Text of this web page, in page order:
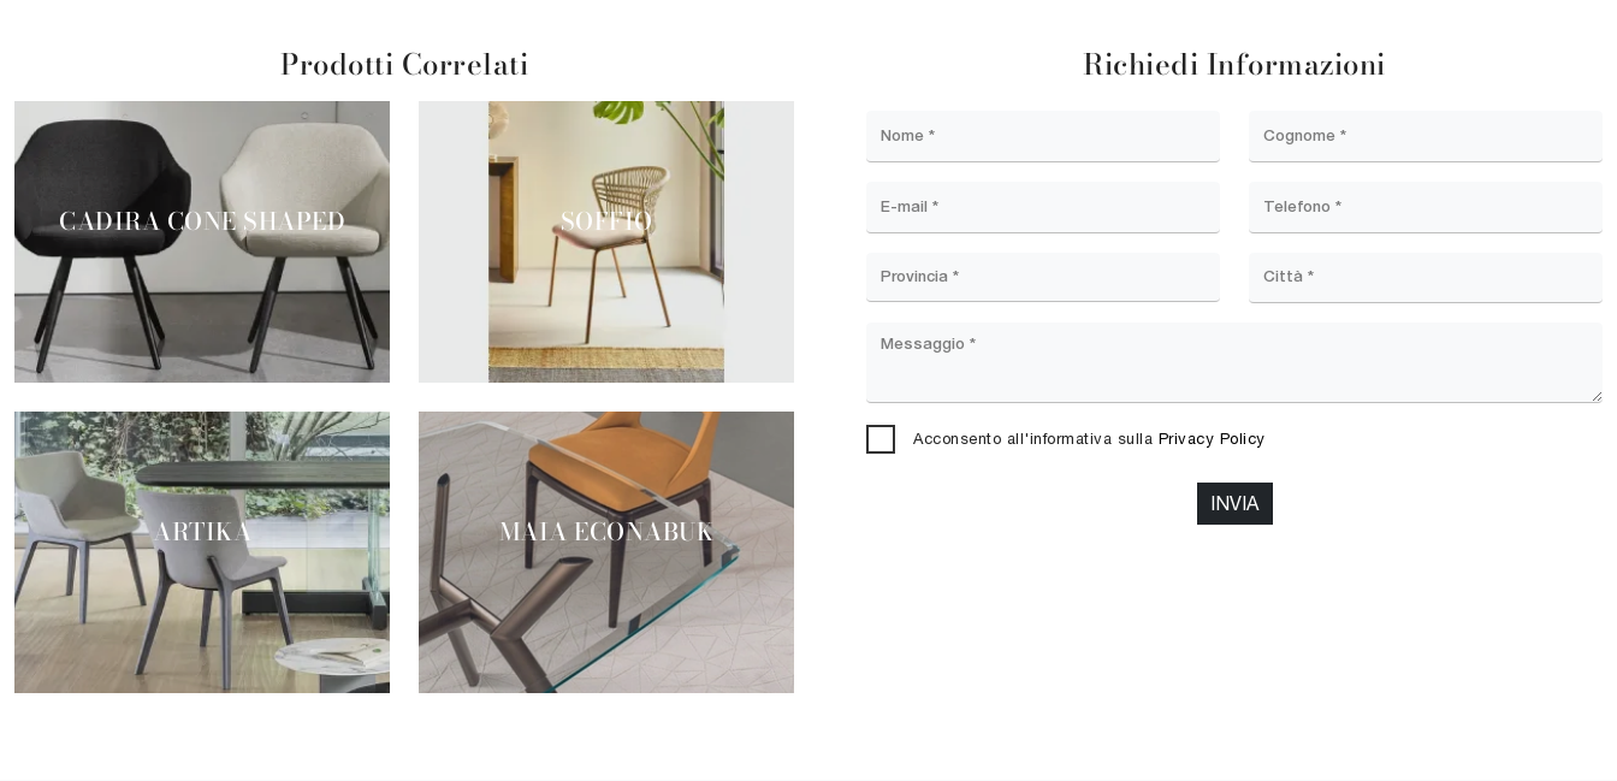
Prodotti Correlati
CADIRA CONE SHAPED SOFFIO
ARTIKA MAIA ECONABUK
Richiedi Informazioni
Acconsento all'informativa sulla Privacy Policy
INVIA